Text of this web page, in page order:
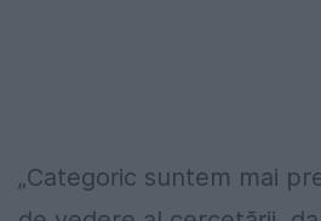
„Categoric suntem mai